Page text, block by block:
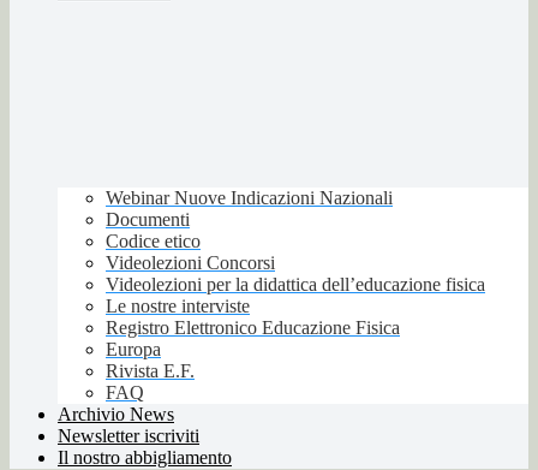
Webinar Nuove Indicazioni Nazionali
Documenti
Codice etico
Videolezioni Concorsi
Videolezioni per la didattica dell’educazione fisica
Le nostre interviste
Registro Elettronico Educazione Fisica
Europa
Rivista E.F.
FAQ
Archivio News
Newsletter iscriviti
Il nostro abbigliamento